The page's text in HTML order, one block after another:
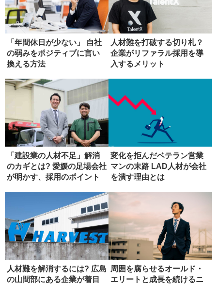
「年間休日が少ない」 自社
の弱みをポジティブに言い
換える方法
人材難を打破する切り札？
企業がリファラル採用を導
入するメリット
「建設業の人材不足」解消
のカギとは? 愛媛の足場会社
が明かす、採用のポイント
変化を拒んだベテラン営業
マンの末路 LAD人材が会社
を潰す理由とは
人材難を解消するには? 広島
の山間部にある企業が着目
周囲を腐らせるオールド・
エリートと成長を続けるニ